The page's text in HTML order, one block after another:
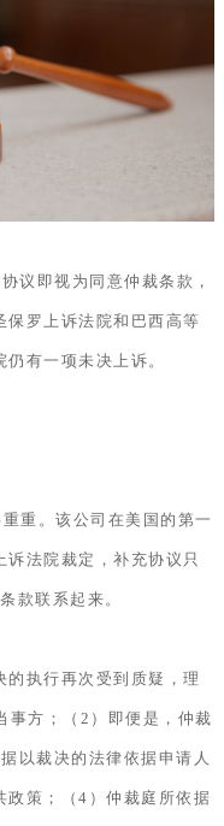
议即视为同意仲裁条款，
保罗上诉法院和巴西高等
有一项未决上诉。
重。该公司在美国的第一
法院裁定，补充协议只
款联系起来。
执行再次受到质疑，理
事方；（2）即便是，仲裁
以裁决的法律依据申请人
政策；（4）仲裁庭所依据